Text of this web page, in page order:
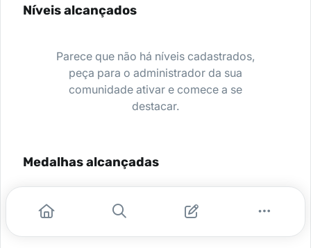
Níveis alcançados
Parece que não há níveis cadastrados,
peça para o administrador da sua
comunidade ativar e comece a se
destacar.
Medalhas alcançadas
Nenhuma medalha encontrada